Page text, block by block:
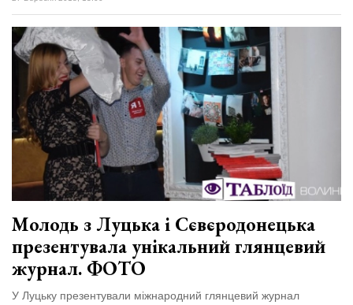
Молодь з Луцька і Сєвєродонецька
презентувала унікальний глянцевий
журнал. ФОТО
У Луцьку презентували міжнародний глянцевий журнал